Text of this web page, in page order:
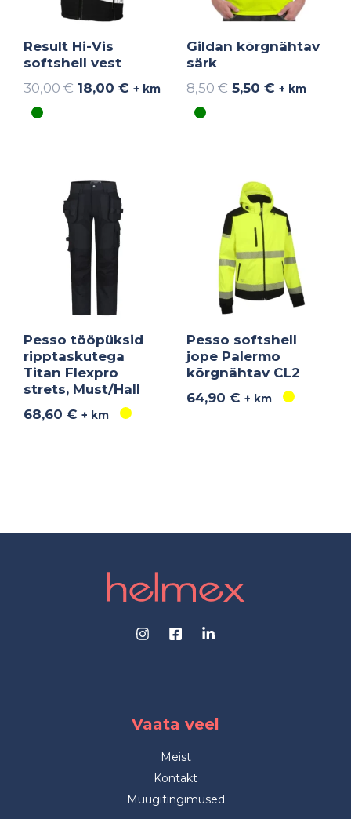
Result Hi-Vis
softshell vest
30,00€ 18,00€ + km
Gildan kõrgnähtav
särk
8,50€ 5,50 € + km
Pesso tööpüksid
ripptaskutega
Titan Flexpro
strets, Must/Hall
68,60€ + km
Pesso softshell
jope Palermo
kõrgnähtav CL2
64,90 € + km
Vaata veel
Meist
Kontakt
Müügitingimused